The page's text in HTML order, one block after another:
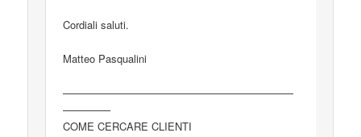
Cordiali saluti.
Matteo Pasqualini
——————————————————————
————–
COME CERCARE CLIENTI